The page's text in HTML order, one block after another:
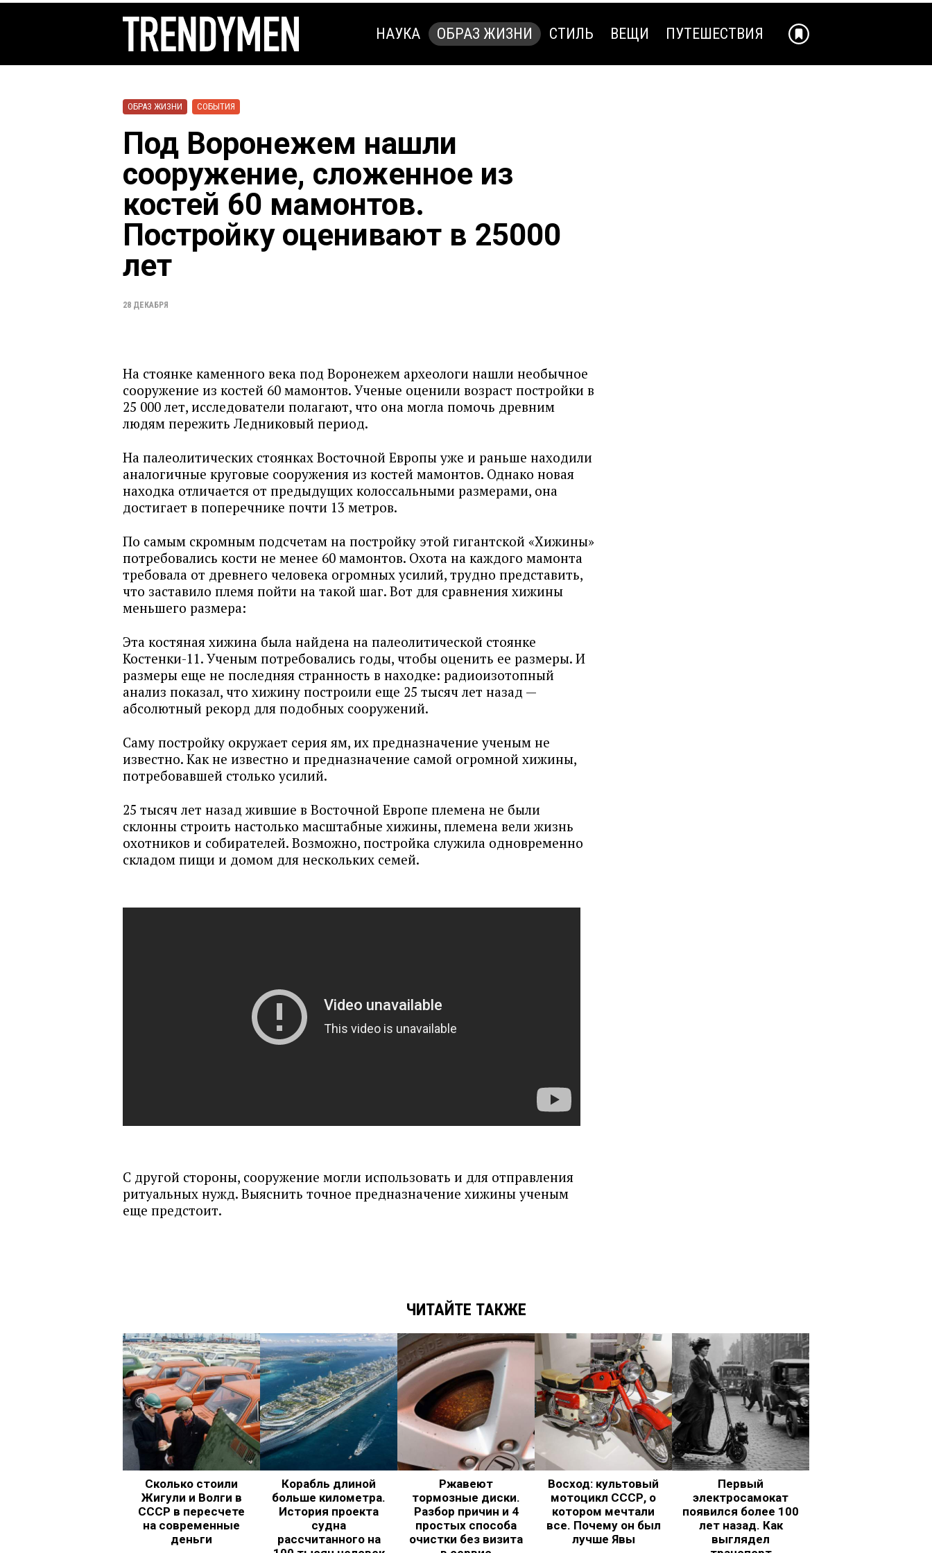
НАУКА ОБРАЗ ЖИЗНИ СТИЛЬ ВЕЩИ ПУТЕШЕСТВИЯ
ОБРАЗ ЖИЗНИ СОБЫТИЯ
Под Воронежем нашли
сооружение, сложенное из
костей 60 мамонтов.
Постройку оценивают в 25000
лет
28 ДЕКАБРЯ
На стоянке каменного века под Воронежем археологи нашли необычное
сооружение из костей 60 мамонтов. Ученые оценили возраст постройки в
25 000 лет, исследователи полагают, что она могла помочь древним
людям пережить Ледниковый период.
На палеолитических стоянках Восточной Европы уже и раньше находили
аналогичные круговые сооружения из костей мамонтов. Однако новая
находка отличается от предыдущих колоссальными размерами, она
достигает в поперечнике почти 13 метров.
По самым скромным подсчетам на постройку этой гигантской «Хижины»
потребовались кости не менее 60 мамонтов. Охота на каждого мамонта
требовала от древнего человека огромных усилий, трудно представить,
что заставило племя пойти на такой шаг. Вот для сравнения хижины
меньшего размера:
Эта костяная хижина была найдена на палеолитической стоянке
Костенки-11. Ученым потребовались годы, чтобы оценить ее размеры. И
размеры еще не последняя странность в находке: радиоизотопный
анализ показал, что хижину построили еще 25 тысяч лет назад —
абсолютный рекорд для подобных сооружений.
Саму постройку окружает серия ям, их предназначение ученым не
известно. Как не известно и предназначение самой огромной хижины,
потребовавшей столько усилий.
25 тысяч лет назад жившие в Восточной Европе племена не были
склонны строить настолько масштабные хижины, племена вели жизнь
охотников и собирателей. Возможно, постройка служила одновременно
складом пищи и домом для нескольких семей.
С другой стороны, сооружение могли использовать и для отправления
ритуальных нужд. Выяснить точное предназначение хижины ученым
еще предстоит.
ЧИТАЙТЕ ТАКЖЕ
Сколько стоили
Жигули и Волги в
СССР в пересчете
на современные
деньги
Корабль длиной
больше километра.
История проекта
судна
рассчитанного на
Ржавеют
тормозные диски.
Разбор причин и 4
простых способа
очистки без визита
Восход: культовый
мотоцикл СССР, о
котором мечтали
все. Почему он был
лучше Явы
Первый
электросамокат
появился более 100
лет назад. Как
выглядел